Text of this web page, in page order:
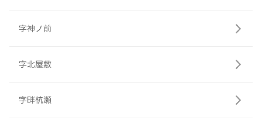
字神ノ前
字北屋敷
字畔杭瀬